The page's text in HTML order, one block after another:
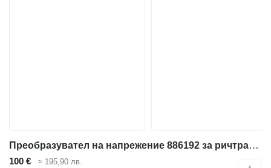
Преобразувател на напрежение 886192 за ричтрак Linde R17X
100 € ≈ 195,90 лв.